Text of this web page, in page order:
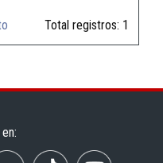
Total registros: 1